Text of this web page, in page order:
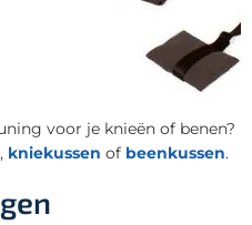
voor je knieën of benen?
, kniekussen of beenkussen.